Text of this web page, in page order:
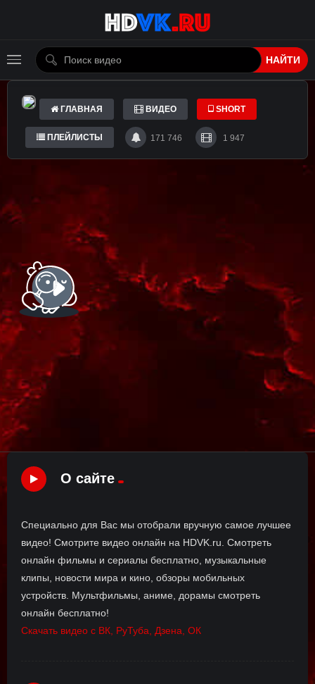
НАЙТИ
ГЛАВНАЯ ВИДЕО SHORT
ПЛЕЙЛИСТЫ 171 746 1 947
О сайте
Специально для Вас мы отобрали вручную самое лучшее
видео! Смотрите видео онлайн на HDVK.ru. Смотреть
онлайн фильмы и сериалы бесплатно, музыкальные
клипы, новости мира и кино, обзоры мобильных
устройств. Мультфильмы, аниме, дорамы смотреть
онлайн бесплатно!
Скачать видео с ВК, РуТуба, Дзена, ОК